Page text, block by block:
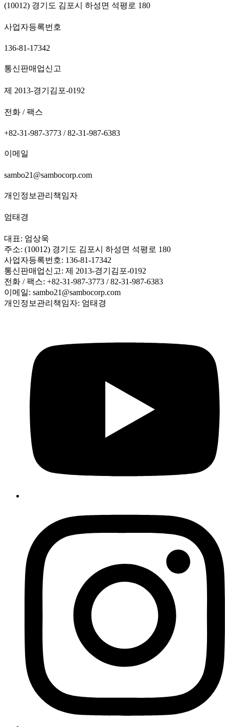
(10012) 경기도 김포시 하성면 석평로 180
사업자등록번호
136-81-17342
통신판매업신고
제 2013-경기김포-0192
전화 / 팩스
+82-31-987-3773 / 82-31-987-6383
이메일
sambo21@sambocorp.com
개인정보관리책임자
엄태경
대표: 엄상욱
주소: (10012) 경기도 김포시 하성면 석평로 180
사업자등록번호: 136-81-17342
통신판매업신고: 제 2013-경기김포-0192
전화 / 팩스: +82-31-987-3773 / 82-31-987-6383
이메일: sambo21@sambocorp.com
개인정보관리책임자: 엄태경